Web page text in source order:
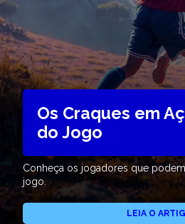
Os Craques em
do Jogo
Conheça os jogadores que
jogo.
LEIA O